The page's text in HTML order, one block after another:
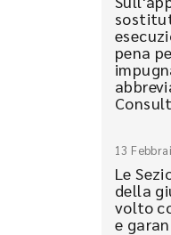
pena
13
Le
della
volto
e